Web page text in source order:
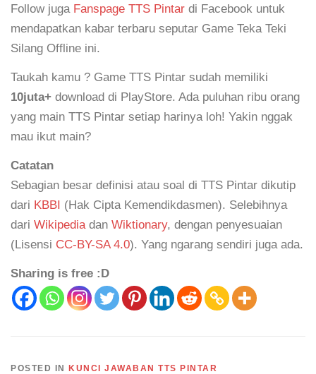
Follow juga Fanspage TTS Pintar di Facebook untuk
mendapatkan kabar terbaru seputar Game Teka Teki
Silang Offline ini.
Taukah kamu ? Game TTS Pintar sudah memiliki
10juta+ download di PlayStore. Ada puluhan ribu orang
yang main TTS Pintar setiap harinya loh! Yakin nggak
mau ikut main?
Catatan
Sebagian besar definisi atau soal di TTS Pintar dikutip
dari KBBI (Hak Cipta Kemendikdasmen). Selebihnya
dari Wikipediadan Wiktionary, dengan penyesuaian
(Lisensi CC-BY-SA 4.0). Yang ngarang sendiri juga ada.
Sharing is free :D
POSTED IN
KUNCI JAWABAN TTS PINTAR